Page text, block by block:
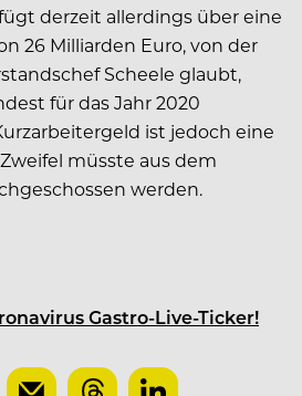
derzeit allerdings über eine
26 Milliarden Euro, von der
Scheele glaubt,
für das Jahr 2020
ist jedoch eine
müsste aus dem
werden.
Gastro-Live-Ticker!